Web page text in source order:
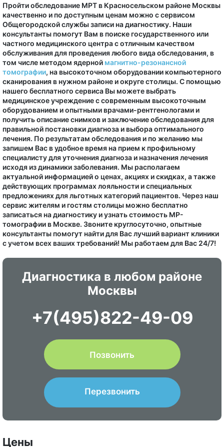
Пройти обследование МРТ в Красносельском районе Москвы
качественно и по доступным ценам можно с сервисом
Общегородской службы записи на диагностику. Наши
консультанты помогут Вам в поиске государственного или
частного медицинского центра с отличным качеством
обслуживания для проведения любого вида обследования, в
том числе методом ядерной магнитно-резонансной
томографии, на высокоточном оборудовании компьютерного
сканирования в нужном районе и округе столицы. С помощью
нашего бесплатного сервиса Вы можете выбрать
медицинское учреждение с современным высокоточным
оборудованием и опытными врачами-рентгенологами и
получить описание снимков и заключение обследования для
правильной постановки диагноза и выбора оптимального
лечения. По результатам обследования и по желанию мы
запишем Вас в удобное время на прием к профильному
специалисту для уточнения диагноза и назначения лечения
исходя из динамики заболевания. Мы располагаем
актуальной информацией о ценах, акциях и скидках, а также
действующих программах лояльности и специальных
предложениях для льготных категорий пациентов. Через наш
сервис жителям и гостям столицы можно бесплатно
записаться на диагностику и узнать стоимость МР-
томографии в Москве. Звоните круглосуточно, опытные
консультанты помогут найти для Вас лучший вариант клиники
с учетом всех ваших требований! Мы работаем для Вас 24/7!
Диагностика в любом районе
Москвы
+7(495)822-49-09
Позвонить
Перезвонить
Цены